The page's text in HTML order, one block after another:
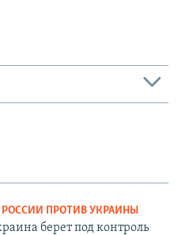
ПРОТИВ УКРАИНЫ
берет под контроль